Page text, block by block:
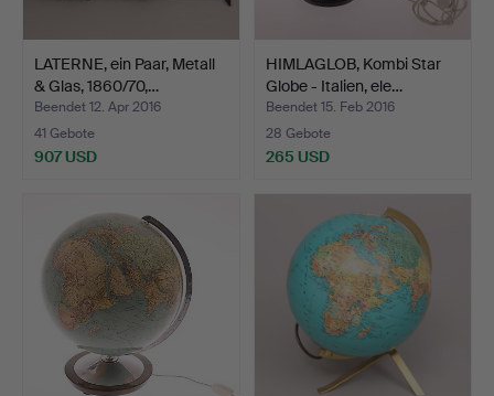
LATERNE, ein Paar, Metall
& Glas, 1860/70,…
Beendet 12. Apr 2016
41 Gebote
907 USD
HIMLAGLOB, Kombi Star
Globe - Italien, ele…
Beendet 15. Feb 2016
28 Gebote
265 USD